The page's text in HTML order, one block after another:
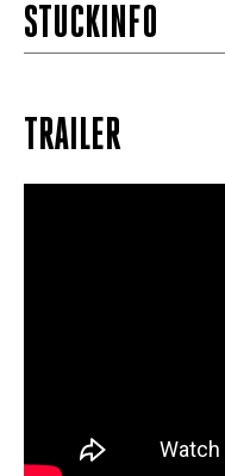
STÜCKINFO
TRAILER